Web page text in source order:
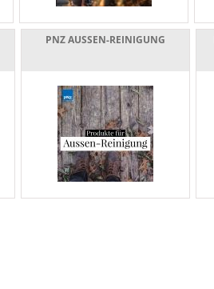
PNZ AUSSEN-REINIGUNG